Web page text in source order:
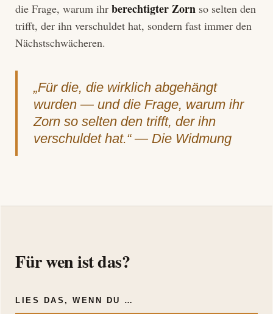
die Frage, warum ihr berechtigter Zorn so selten den
trifft, der ihn verschuldet hat, sondern fast immer den
Nächstschwächeren.
„Für die, die wirklich abgehängt
wurden — und die Frage, warum ihr
Zorn so selten den trifft, der ihn
verschuldet hat.“ — Die Widmung
Für wen ist das?
LIES DAS, WENN DU …